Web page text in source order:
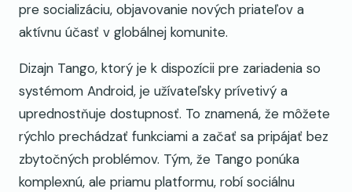
pre socializáciu, objavovanie nových priateľov a
aktívnu účasť v globálnej komunite.
Dizajn Tango, ktorý je k dispozícii pre zariadenia so
systémom Android, je užívateľsky prívetivý a
uprednostňuje dostupnosť. To znamená, že môžete
rýchlo prechádzať funkciami a začať sa pripájať bez
zbytočných problémov. Tým, že Tango ponúka
komplexnú, ale priamu platformu, robí sociálnu